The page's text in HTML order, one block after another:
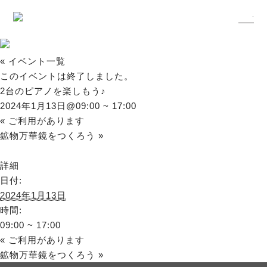
« イベント一覧
このイベントは終了しました。
2台のピアノを楽しもう♪
2024年1月13日@09:00 ~ 17:00
« ご利用があります
鉱物万華鏡をつくろう »
詳細
日付:
2024年1月13日
時間:
09:00 ~ 17:00
« ご利用があります
鉱物万華鏡をつくろう »